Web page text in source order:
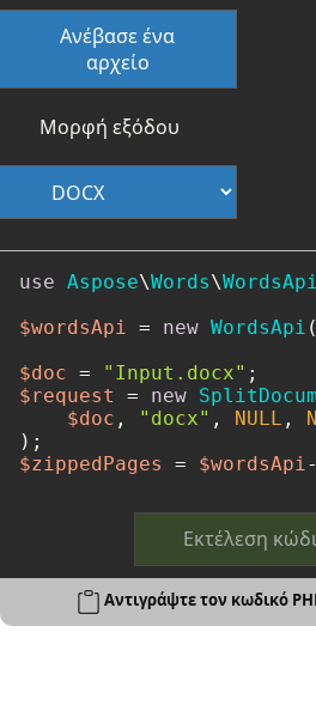
Ανέβασε ένα
αρχείο
Μορφή εξόδου
use Aspose\Words\WordsApi
$wordsApi = new WordsApi (
$doc = "Input.docx"
$request
= new
$doc , "docx" , NULL ,
$zippedPages
= $wordsApi
Εκτέλεση
Αντιγράψτε τον κωδικό